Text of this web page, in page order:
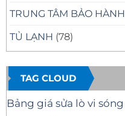
TRUNG TÂM BẢO HÀNH
TỦ LẠNH (78)
TAG CLOUD
Bảng giá sửa lò vi sóng